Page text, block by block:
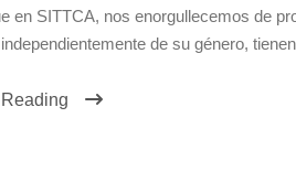
en SITTCA, nos enorgullecemos de
de su género,